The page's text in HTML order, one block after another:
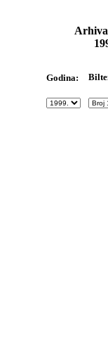
Godina: